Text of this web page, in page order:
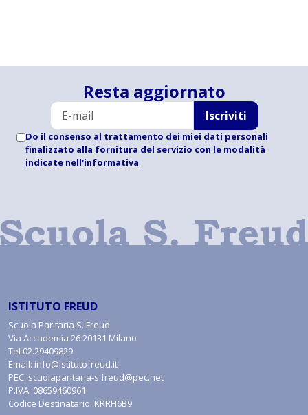
Resta aggiornato
Iscriviti
Do il consenso al trattamento dei miei dati personali
finalizzato alla fornitura del servizio con le modalità
indicate nell'informativa
ISTITUTO FREUD
Scuola Paritaria S. Freud
Via Accademia 26 20131 Milano
Tel 02.29409829
Email: info@istitutofreud.it
PEC: scuolaparitaria-s.freud@pec.net
P.IVA: 08659460961
Codice Destinatario: KRRH6B9